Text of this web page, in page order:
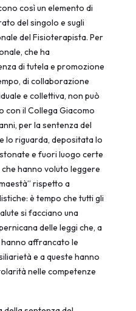
così un elemento di
del singolo e sugli
del Fisioterapista. Per
che ha
di tutela e promozione
di collaborazione
e collettiva, non può
con il Collega Giacomo
per la sentenza del
lo riguarda, depositata lo
e fuori luogo certe
hanno voluto leggere
rispetto a
è tempo che tutti gli
si facciano una
delle leggi che, a
affrancato le
e a queste hanno
nelle competenze